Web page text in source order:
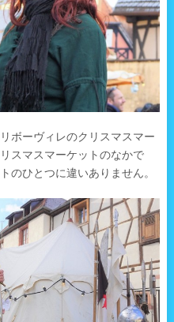
ボーヴィレのクリスマスマー
スマスマーケットのなかで
のひとつに違いありません。